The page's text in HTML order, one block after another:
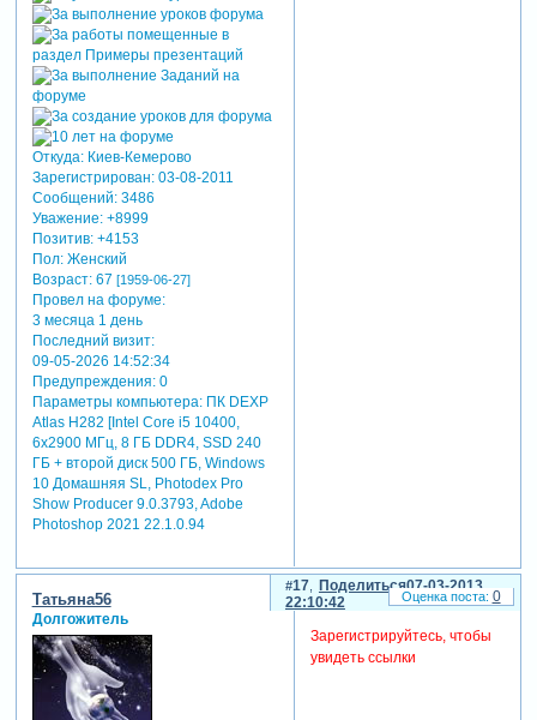
Откуда:Киев-Кемерово
Зарегистрирован: 03-08-2011
Сообщений:3486
Уважение: +8999
Позитив: +4153
Пол:Женский
Возраст:67 [1959-06-27]
Провел на форуме:
3 месяца 1 день
Последний визит:
09-05-2026 14:52:34
Предупреждения:0
Параметры компьютера:ПК DEXP
Atlas H282 [Intel Core i5 10400,
6x2900 МГц, 8 ГБ DDR4, SSD 240
ГБ + второй диск 500 ГБ, Windows
10 Домашняя SL, Photodex Pro
Show Producer 9.0.3793, Adobe
Photoshop 2021 22.1.0.94
Поделиться
17
07-03-2013
22:10:42
Татьяна56
Долгожитель
Зарегистрируйтесь, чтобы
увидеть ссылки
0